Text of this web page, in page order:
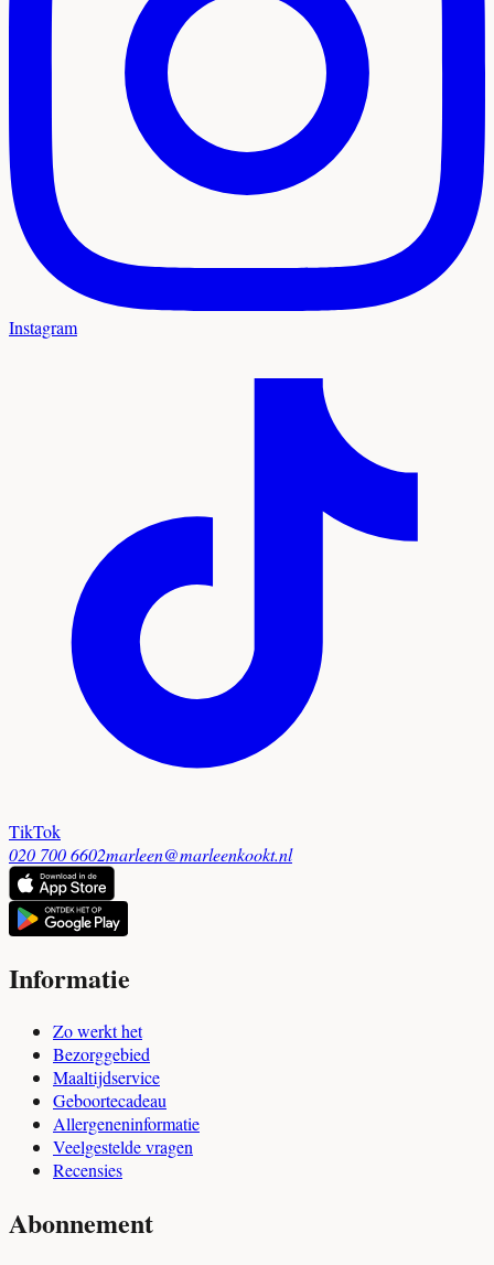
Instagram
TikTok
020 700 6602marleen@marleenkookt.nl
Informatie
Zo werkt het
Bezorggebied
Maaltijdservice
Geboortecadeau
Allergeneninformatie
Veelgestelde vragen
Recensies
Abonnement